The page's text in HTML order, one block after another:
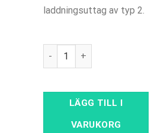
laddningsuttag av typ 2.
ELINTA CITYCHARGE V2 -
LÄGG TILL I
VARUKORG